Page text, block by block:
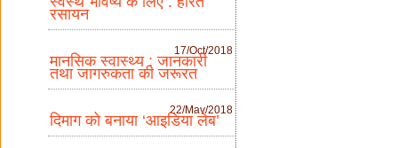
रसायन
17/Oct/2018
मानसिक स्वास्थ्य : जानकारी
तथा जागरुकता की जरूरत
22/May/2018
दिमाग को बनाया ‘आइडिया लेब’